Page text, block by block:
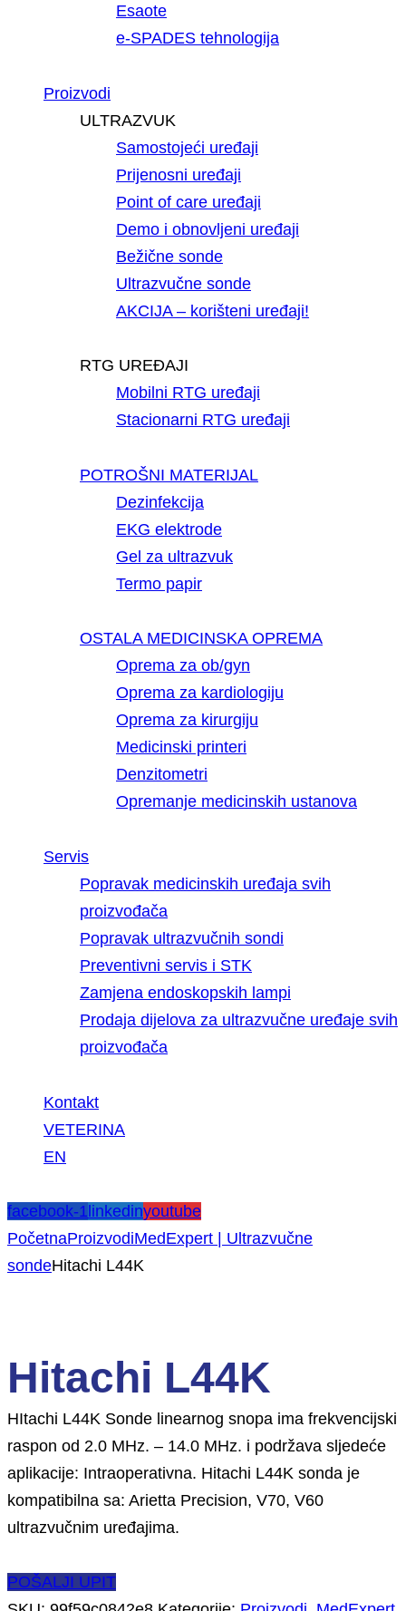
Esaote
e-SPADES tehnologija
Proizvodi
ULTRAZVUK
Samostojeći uređaji
Prijenosni uređaji
Point of care uređaji
Demo i obnovljeni uređaji
Bežične sonde
Ultrazvučne sonde
AKCIJA – korišteni uređaji!
RTG UREĐAJI
Mobilni RTG uređaji
Stacionarni RTG uređaji
POTROŠNI MATERIJAL
Dezinfekcija
EKG elektrode
Gel za ultrazvuk
Termo papir
OSTALA MEDICINSKA OPREMA
Oprema za ob/gyn
Oprema za kardiologiju
Oprema za kirurgiju
Medicinski printeri
Denzitometri
Opremanje medicinskih ustanova
Servis
Popravak medicinskih uređaja svih
proizvođača
Popravak ultrazvučnih sondi
Preventivni servis i STK
Zamjena endoskopskih lampi
Prodaja dijelova za ultrazvučne uređaje svih
proizvođača
Kontakt
VETERINA
EN
facebook-1 linkedinyoutube
PočetnaProizvodiMedExpert | Ultrazvučne
sondeHitachi L44K
Hitachi L44K
HItachi L44K Sonde linearnog snopa ima frekvencijski
raspon od 2.0 MHz. – 14.0 MHz. i podržava sljedeće
aplikacije: Intraoperativna. Hitachi L44K sonda je
kompatibilna sa: Arietta Precision, V70, V60
ultrazvučnim uređajima.
POŠALJI UPIT